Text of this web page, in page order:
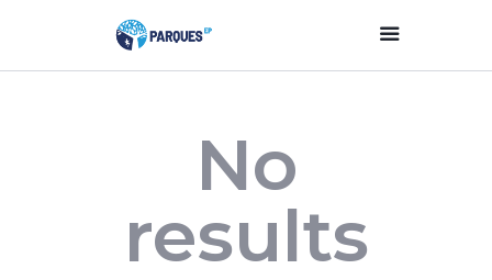
Parques Y Plazas
Participación
Ciudadana
Planificación
No
results